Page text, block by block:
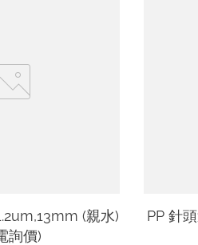
(親水)
詢價)
PP 針